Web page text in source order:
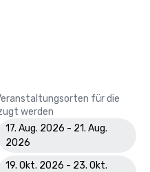
für die
werden
17. Aug. 2026 - 21. Aug.
2026
19. Okt. 2026 - 23. Okt.